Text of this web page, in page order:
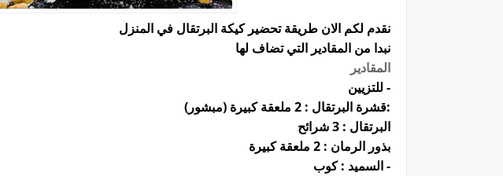
نقدم لكم الان طريقة تحضير كيكة البرتقال في المنزل
نبدا من المقادير التي تضاف لها
المقادير
- للتزيين
:قشرة البرتقال : 2 ملعقة كبيرة (مبشور)
البرتقال : 3 شرائح
بذور الرمان : 2 ملعقة كبيرة
- السميد : كوب